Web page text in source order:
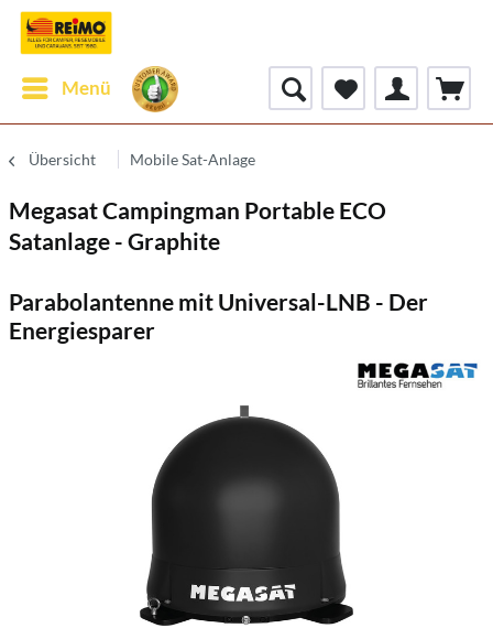
Menü
Übersicht Mobile Sat-Anlage
Megasat Campingman Portable ECO
Satanlage - Graphite
Parabolantenne mit Universal-LNB - Der
Energiesparer